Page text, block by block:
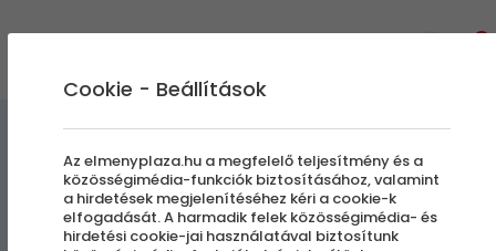
Esztergom/Szentendre
Cookie - Beállítások
Az elmenyplaza.hu a megfelelő teljesítmény és a
közösségimédia-funkciók biztosításához, valamint
a hirdetések megjelenítéséhez kéri a cookie-k
elfogadását. A harmadik felek közösségimédia- és
hirdetési cookie-jai használatával biztosítunk